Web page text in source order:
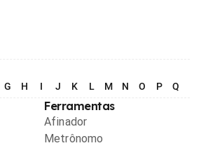
G H I J K L M N O P Q
Ferramentas
Afinador
Metrônomo